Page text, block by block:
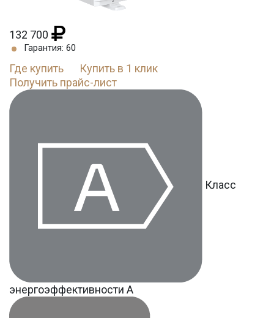
132 700
Гарантия: 60
Где купить
Купить в 1 клик
Получить прайс-лист
Класс
энергоэффективности A